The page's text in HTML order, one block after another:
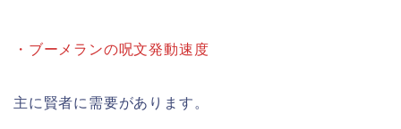
・ブーメランの呪文発動速度
主に賢者に需要があります。